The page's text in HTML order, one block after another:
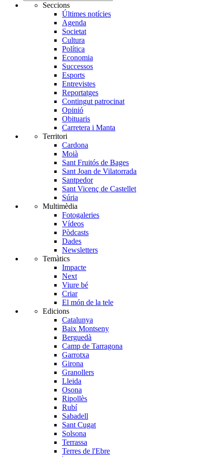
Seccions
Últimes notícies
Agenda
Societat
Cultura
Política
Economia
Successos
Esports
Entrevistes
Reportatges
Contingut patrocinat
Opinió
Obituaris
Carretera i Manta
Territori
Cardona
Moià
Sant Fruitós de Bages
Sant Joan de Vilatorrada
Santpedor
Sant Vicenç de Castellet
Súria
Multimèdia
Fotogaleries
Vídeos
Pòdcasts
Dades
Newsletters
Temàtics
Impacte
Next
Viure bé
Criar
El món de la tele
Edicions
Catalunya
Baix Montseny
Berguedà
Camp de Tarragona
Garrotxa
Girona
Granollers
Lleida
Osona
Ripollès
Rubí
Sabadell
Sant Cugat
Solsona
Terrassa
Terres de l'Ebre